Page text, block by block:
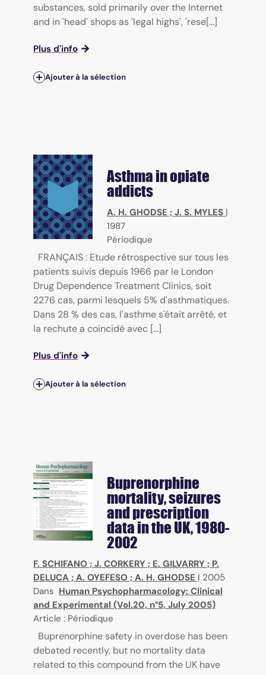
substances, sold primarily over the Internet
and in 'head' shops as 'legal highs', 'rese[...]
Plus d'info
Ajouter à la sélection
Asthma in opiate
addicts
A. H. GHODSE ; J. S. MYLES |
1987
Périodique
FRANÇAIS : Etude rétrospective sur tous les
patients suivis depuis 1966 par le London
Drug Dependence Treatment Clinics, soit
2276 cas, parmi lesquels 5% d'asthmatiques.
Dans 28 % des cas, l'asthme s'était arrêté, et
la rechute a coincidé avec [...]
Plus d'info
Ajouter à la sélection
Buprenorphine
mortality, seizures
and prescription
data in the UK, 1980-
2002
F. SCHIFANO ; J. CORKERY ; E. GILVARRY ; P.
DELUCA ; A. OYEFESO ; A. H. GHODSE | 2005
Dans Human Psychopharmacology: Clinical
and Experimental (Vol.20, n°5, July 2005)
Article : Périodique
Buprenorphine safety in overdose has been
debated recently, but no mortality data
related to this compound from the UK have